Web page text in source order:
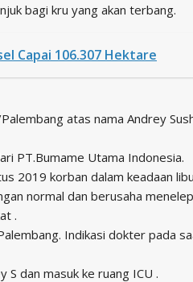
bagi kru yang akan terbang.
Capai 106.307 Hektare
atas nama Andrey
PT.Bumame Utama Indonesia.
2019 korban dalam keadaan
normal dan berusaha
.
Indikasi dokter pada
dan masuk ke ruang ICU .